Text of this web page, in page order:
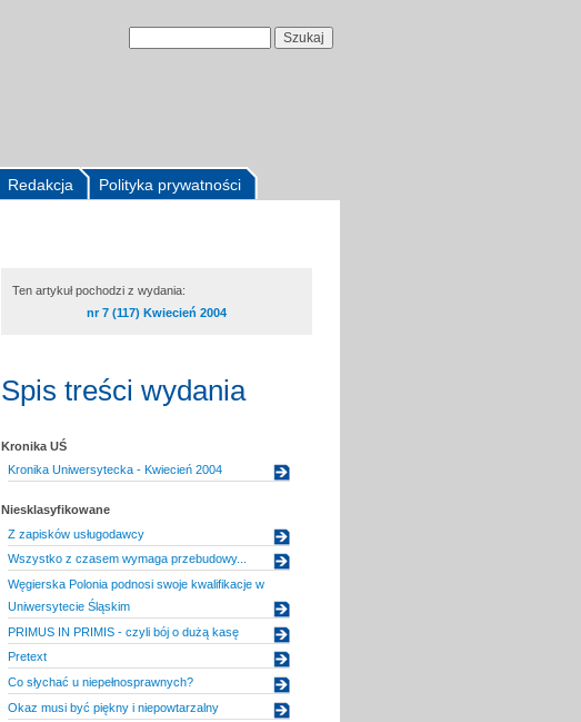
Polityka prywatności
Redakcja
Ten artykuł pochodzi z wydania:
nr 7 (117) Kwiecień 2004
Spis treści wydania
Kronika UŚ
Kronika Uniwersytecka - Kwiecień 2004
Niesklasyfikowane
Z zapisków usługodawcy
Wszystko z czasem wymaga przebudowy...
Węgierska Polonia podnosi swoje kwalifikacje w
Uniwersytecie Śląskim
PRIMUS IN PRIMIS - czyli bój o dużą kasę
Pretext
Co słychać u niepełnosprawnych?
Okaz musi być piękny i niepowtarzalny